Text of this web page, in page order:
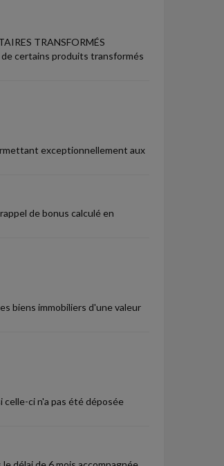
TRANSFORMÉS
certains produits transformés
exceptionnellement aux
de bonus calculé en
biens immobiliers d'une valeur
ci n'a pas été déposée